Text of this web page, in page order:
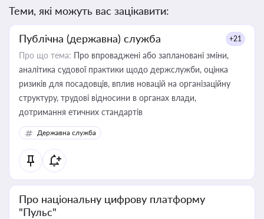
Теми, які можуть вас зацікавити:
Публічна (державна) служба +21
Про що тема: Про впроваджені або заплановані зміни,
аналітика судової практики щодо держслужби, оцінка
ризиків для посадовців, вплив новацій на організаційну
структуру, трудові відносини в органах влади,
дотримання етичних стандартів
Державна служба
Про національну цифрову платформу
"Пульс"